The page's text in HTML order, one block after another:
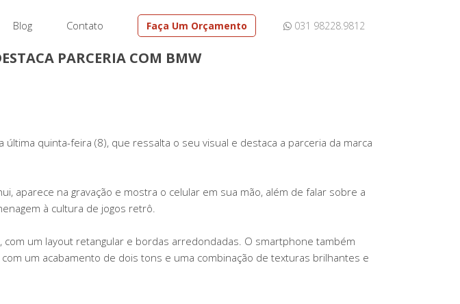
031 98228.9812
Blog Contato Faça Um Orçamento
PARCERIA COM BMW
quinta-feira (8), que ressalta o seu visual e destaca a parceria da marca
aparece na gravação e mostra o celular em sua mão, além de falar sobre a
à cultura de jogos retrô.
um layout retangular e bordas arredondadas. O smartphone também
um acabamento de dois tons e uma combinação de texturas brilhantes e